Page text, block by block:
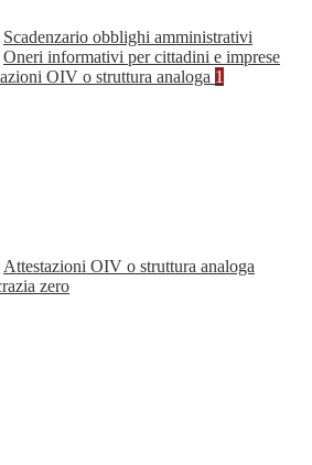
Scadenzario obblighi amministrativi
Oneri informativi per cittadini e imprese
OIV o struttura analoga 1
Attestazioni OIV o struttura analoga
zero